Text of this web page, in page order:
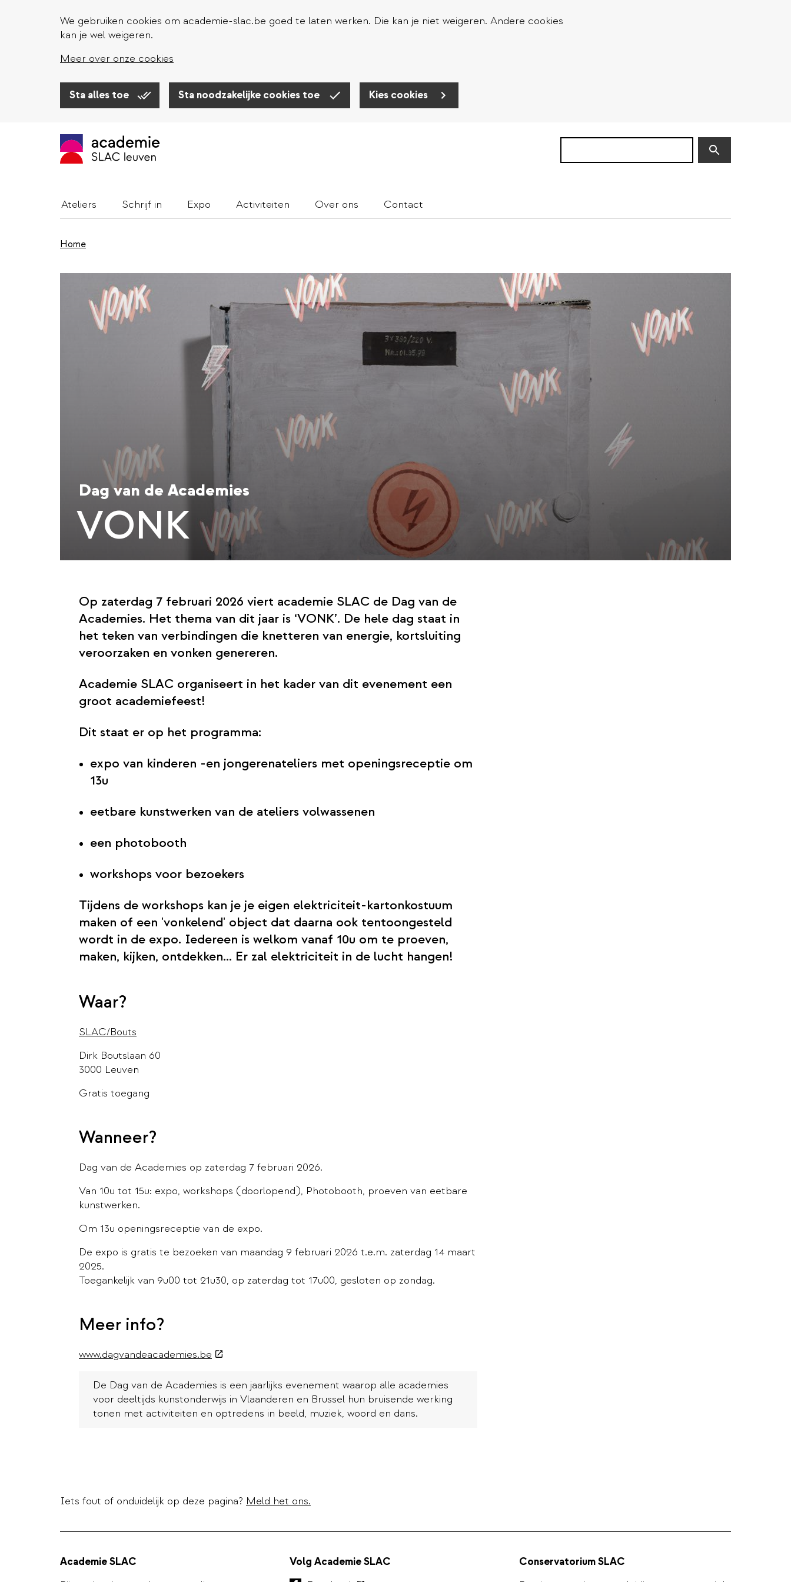
We gebruiken cookies om academie-slac.be goed te laten werken. Die kan je niet weigeren. Andere cookies
kan je wel weigeren.
Meer over onze cookies
Sta alles toe Sta noodzakelijke cookies toe Kies cookies
Ateliers Schrijf in Expo Activiteiten Over ons Contact
Home
Dag van de Academies
VONK
Op zaterdag 7 februari 2026 viert academie SLAC de Dag van de
Academies. Het thema van dit jaar is ‘VONK’. De hele dag staat in
het teken van verbindingen die knetteren van energie, kortsluiting
veroorzaken en vonken genereren.
Academie SLAC organiseert in het kader van dit evenement een
groot academiefeest!
Dit staat er op het programma:
expo van kinderen -en jongerenateliers met openingsreceptie om
13u
eetbare kunstwerken van de ateliers volwassenen
een photobooth
workshops voor bezoekers
Tijdens de workshops kan je je eigen elektriciteit-kartonkostuum
maken of een 'vonkelend' object dat daarna ook tentoongesteld
wordt in de expo. Iedereen is welkom vanaf 10u om te proeven,
maken, kijken, ontdekken... Er zal elektriciteit in de lucht hangen!
Waar?
SLAC/Bouts
Dirk Boutslaan 60
3000 Leuven
Gratis toegang
Wanneer?
Dag van de Academies op zaterdag 7 februari 2026.
Van 10u tot 15u: expo, workshops (doorlopend), Photobooth, proeven van eetbare
kunstwerken.
Om 13u openingsreceptie van de expo.
De expo is gratis te bezoeken van maandag 9 februari 2026 t.e.m. zaterdag 14 maart
2025.
Toegankelijk van 9u00 tot 21u30, op zaterdag tot 17u00, gesloten op zondag.
Meer info?
www.dagvandeacademies.be (externe
De Dag van de Academies is een jaarlijks evenement waarop alle academies
voor deeltijds kunstonderwijs in Vlaanderen en Brussel hun bruisende werking
tonen met activiteiten en optredens in beeld, muziek, woord en dans.
Iets fout of onduidelijk op deze pagina? Meld het ons.
Academie SLAC
Volg Academie SLAC
Conservatorium SLAC